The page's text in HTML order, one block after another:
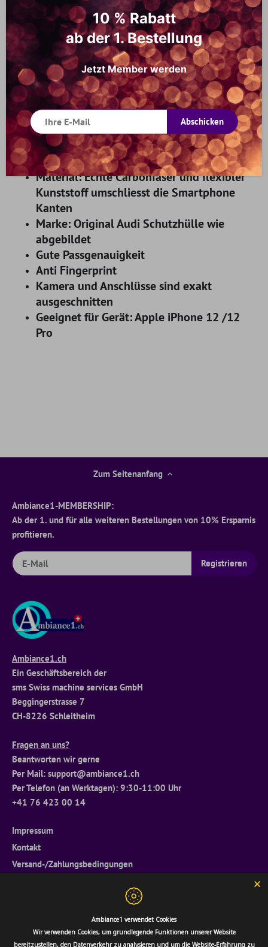
komplettiert das Design der sportlichen
iPhone Cases.
Handyhülle mit Audi Branding
Typ: Hardcase
Farbe: Schwarz-Carbon
Material: Echte Carbonfaser und flexibler
Kunststoff umschliesst die Smartphone
Kanten
Marke: Original Audi Schutzhülle wie
abgebildet
Gute Passgenauigkeit
Anti Fingerprint
Kamera und Anschlüsse sind exakt
ausgeschnitten
Geeignet für Gerät: Apple iPhone 12 /12
Pro
Zum Seitenanfang
Ambiance1-MEMBERSHIP:
Ab der 1. und für alle weiteren Bestellungen von 10% Ersparnis
profitieren.
Ambiance1.ch
Ein Geschäftsbereich der
sms Swiss machine services GmbH
Beggingerstrasse 7
CH-8226 Schleitheim
Fragen an uns?
Beantworten wir gerne
Per Mail: support@ambiance1.ch
Per Telefon (an Werktagen): 9:30-11:00 Uhr
+41 76 423 00 14
Impressum
Kontakt
Versand-/Zahlungsbedingungen
Allgemeine Geschäftsbedingungen
Datenschutzerklärung
Retourenportal
10 % Rabatt
ab der 1. Bestellung
Jetzt Member werden
Abschicken
Ambiance1 verwendet Cookies
Wir verwenden Cookies, um grundlegende Funktionen unserer Website
bereitzustellen, den Datenverkehr zu analysieren und um die Website-Erfahrung zu